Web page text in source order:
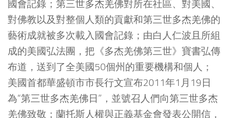
國會記錄；第三世多杰羌佛對所在社區、對美國、
對佛教以及對整個人類的貢獻和第三世多杰羌佛的
藝術成就被多次載入國會記錄；由白人仁波且所組
成的美國弘法團，把《多杰羌佛第三世》寶書弘傳
布道，送到了全美國50個州的重要機構和個人；
美國首都華盛頓市市長行文宣布2011年1月19日
為“第三世多杰羌佛日”，並號召人們向第三世多杰
羌佛致敬；蘭托斯人權與正義基金會發表公開信，